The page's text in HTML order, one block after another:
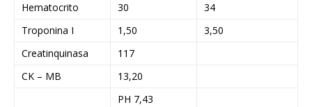
Hematocrito
30
34
Troponina I
1,50
3,50
Creatinquinasa
117
CK – MB
13,20
PH 7,43